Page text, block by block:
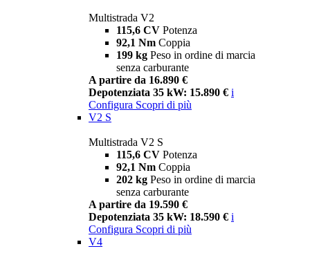
Multistrada V2
115,6 CV Potenza
92,1 Nm Coppia
199 kg Peso in ordine di marcia
senza carburante
A partire da 16.890 €
Depotenziata 35 kW: 15.890 € i
Configura Scopri di più
V2 S
Multistrada V2 S
115,6 CV Potenza
92,1 Nm Coppia
202 kg Peso in ordine di marcia
senza carburante
A partire da 19.590 €
Depotenziata 35 kW: 18.590 € i
Configura Scopri di più
V4